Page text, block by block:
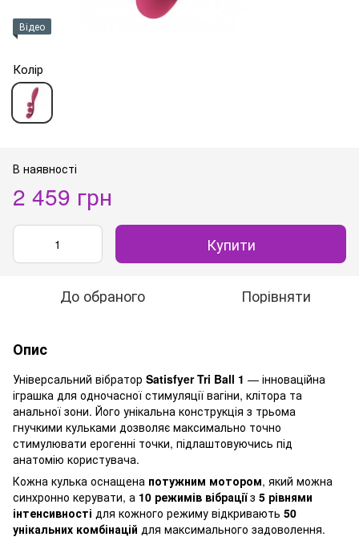
Відео
Колір
В наявності
2 459 грн
Купити
До обраного Порівняти
Опис
Універсальний вібратор Satisfyer Tri Ball 1 — інноваційна
іграшка для одночасної стимуляції вагіни, клітора та
анальної зони. Його унікальна конструкція з трьома
гнучкими кульками дозволяє максимально точно
стимулювати ерогенні точки, підлаштовуючись під
анатомію користувача.
Кожна кулька оснащена потужним мотором, який можна
синхронно керувати, а 10 режимів вібраціїз 5 рівнями
інтенсивності для кожного режиму відкривають 50
унікальних комбінацій для максимального задоволення.